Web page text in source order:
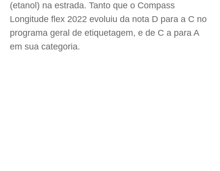
(etanol) na estrada. Tanto que o Compass
Longitude flex 2022 evoluiu da nota D para a C no
programa geral de etiquetagem, e de C a para A
em sua categoria.